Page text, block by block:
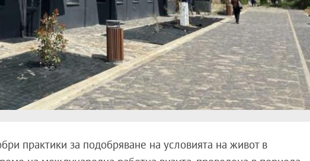
практики за подобряване на условията на живот в